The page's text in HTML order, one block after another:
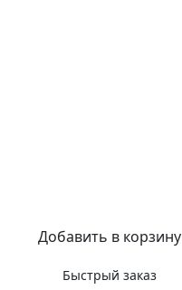
Добавить в корзину
Быстрый заказ